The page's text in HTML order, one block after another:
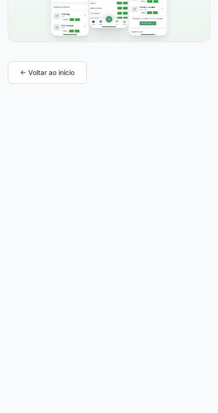
← Voltar ao início